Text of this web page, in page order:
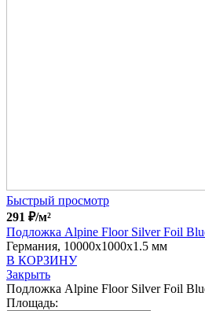
Быстрый просмотр
291 ₽/м²
Подложка Alpine Floor Silver Foil
Германия, 10000x1000x1.5 мм
В КОРЗИНУ
Закрыть
Подложка Alpine Floor Silver Foil
Площадь: